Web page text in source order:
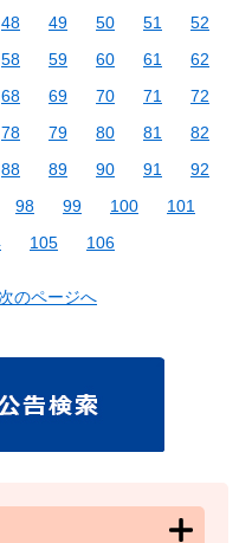
48 49 50 51
52
58 59 60 61
62
68 69 70 71
72
78 79 80 81
82
88 89 90 91
92
98 99 100
101
105 106
次のページへ